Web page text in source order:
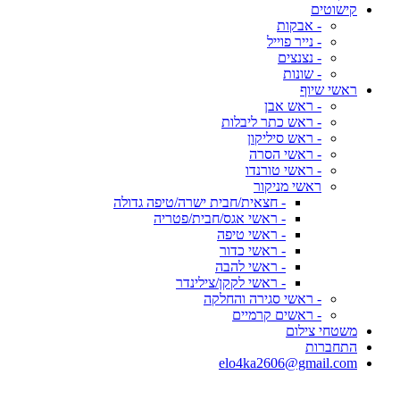
קישוטים
- אבקות
- נייר פוייל
- נצנצים
- שונות
ראשי שיוף
- ראש אבן
- ראש כתר ליבלות
- ראש סיליקון
- ראשי הסרה
- ראשי טורנדו
ראשי מניקור
- חצאית/חבית ישרה/טיפה גדולה
- ראשי אגס/חבית/פטריה
- ראשי טיפה
- ראשי כדור
- ראשי להבה
- ראשי לקקן/צילינדר
- ראשי סגירה והחלקה
- ראשים קרמיים
משטחי צילום
התחברות
elo4ka2606@gmail.com